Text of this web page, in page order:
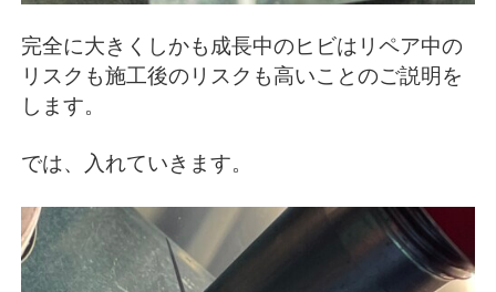
完全に大きくしかも成長中のヒビはリペア中の
リスクも施工後のリスクも高いことのご説明を
します。
では、入れていきます。